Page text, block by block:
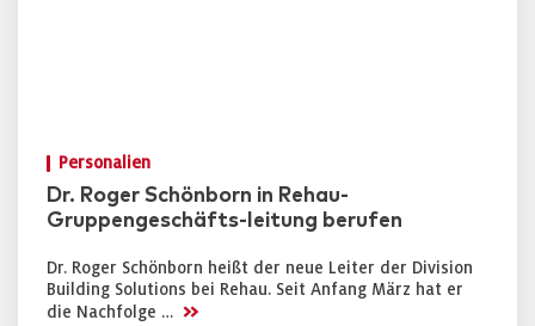
Personalien
Dr. Roger Schönborn in Rehau-
Gruppengeschäfts-leitung berufen
Dr. Roger Schönborn heißt der neue Leiter der Division
Building Solutions bei Rehau. Seit Anfang März hat er
die Nachfolge … >>